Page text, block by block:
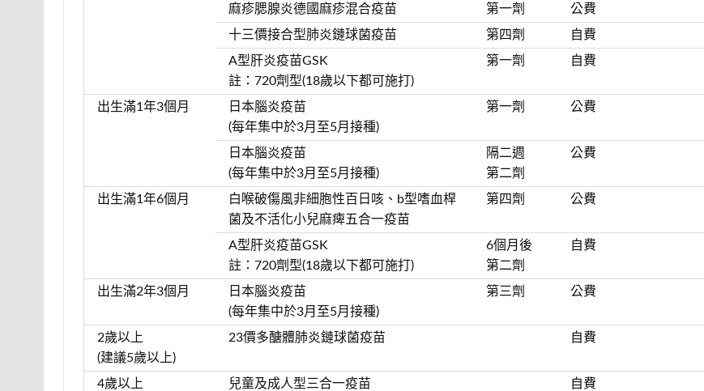
麻疹腮腺炎德國麻疹混合疫苗
第一劑
公費
十三價接合型肺炎鏈球菌疫苗
第四劑
自費
A型肝炎疫苗GSK
註：720劑型(18歲以下都可施打)
第一劑 自費
出生滿1年3個月
日本腦炎疫苗
(每年集中於3月至5月接種)
第一劑 公費
日本腦炎疫苗
(每年集中於3月至5月接種)
隔二週
第二劑
公費
出生滿1年6個月
白喉破傷風非細胞性百日咳、b型嗜血桿
菌及不活化小兒麻痺五合一疫苗
第四劑 公費
A型肝炎疫苗GSK
註：720劑型(18歲以下都可施打)
6個月後
第二劑
自費
出生滿2年3個月
日本腦炎疫苗
(每年集中於3月至5月接種)
第三劑 公費
2歲以上
(建議5歲以上)
23價多醣體肺炎鏈球菌疫苗 自費
4歲以上 兒童及成人型三合一疫苗
自費